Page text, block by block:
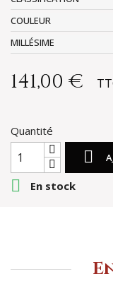
COULEUR
MILLÉSIME
141,00 €
Quantité

 En stock